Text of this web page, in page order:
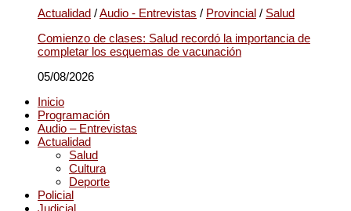
Actualidad /Audio - Entrevistas / Provincial / Salud
Comienzo de clases: Salud recordó la importancia de
completar los esquemas de vacunación
05/08/2026
Inicio
Programación
Audio – Entrevistas
Actualidad
Salud
Cultura
Deporte
Policial
Judicial